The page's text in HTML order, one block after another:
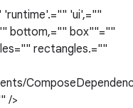
'ui',=""
bottom,="" box""=""
rectangles.=""
/>